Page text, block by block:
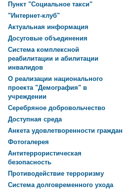
Пункт "Социальное такси"
"Интернет-клуб"
Актуальная информация
Досуговые объединения
Система комплексной
реабилитации и абилитации
инвалидов
О реализации национального
проекта "Демография" в
учреждении
Серебряное добровольчество
Доступная среда
Анкета удовлетворенности граждан
Фотогалерея
Антитеррористическая
безопасность
Противодействие терроризму
Система долговременного ухода